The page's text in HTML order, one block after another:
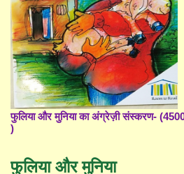
फुलिया और मुनिया का अंग्रेज़ी संस्करण- (4500
)
फुलिया और मुनिया